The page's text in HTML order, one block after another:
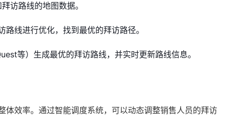
访路线的地图数据。
线进行优化，找到最优的拜访路径。
等）生成最优的拜访路线，并实时更新路线信息。
效率。通过智能调度系统，可以动态调整销售人员的拜访